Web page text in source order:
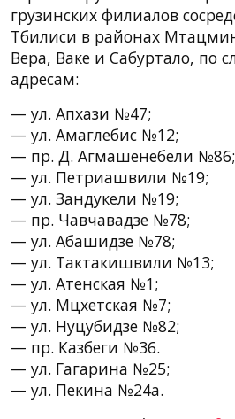
грузинских филиалов
Тбилиси в районах
Вера, Ваке и Сабуртало, по
адресам:
— ул. Апхази №47;
— ул. Амаглебис №12;
— пр. Д. Агмашенебели №86;
— ул. Петриашвили №19;
— ул. Зандукели №19;
— пр. Чавчавадзе №78;
— ул. Абашидзе №78;
— ул. Тактакишвили №13;
— ул. Атенская №1;
— ул. Мцхетская №7;
— ул. Нуцубидзе №82;
— пр. Казбеги №36.
— ул. Гагарина №25;
— ул. Пекина №24а.